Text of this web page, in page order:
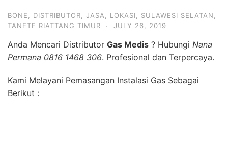
BONE DISTRIBUTOR JASA LOKASI SULAWESI SELATAN
TANETE RIATTANG TIMUR
· JULY 26, 2019
Anda Mencari Distributor Gas Medis ? Hubungi Nana
Permana 0816 1468 306. Profesional dan Terpercaya.
Kami Melayani Pemasangan Instalasi Gas Sebagai
Berikut :